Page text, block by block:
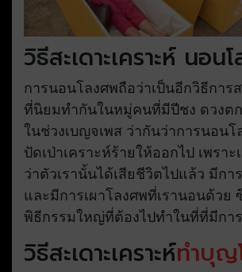
วิธีสะเดาะเคราะห์ นอน
การนอนโลงศพถือว่าเป็นอีกวิธีการส
ที่นิยมทำกันในหมู่คนที่มีปีชง ดวงต
ในช่วงเบญจเพส ว่ากันว่าการนอนโ
ปัดเป่าเคราะห์ร้ายให้ออกไป เพรา
ว่าตัวเรานั้นได้เสียชีวิตไปแล้ว มีกา
และมีการเผาโลงศพที่เรานอนด้วย
พิธีกรรมใหญ่ที่ต้องไปทำในที่ที่มีกา
วิธีสะเดาะเคราะห์ทำบุญ